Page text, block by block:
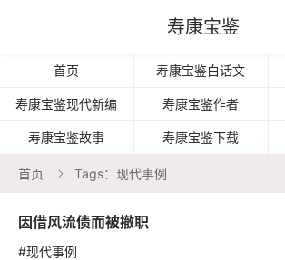
寿康宝鉴
首页 寿康宝鉴白话文
寿康宝鉴现代新编 寿康宝鉴作者
寿康宝鉴故事 寿康宝鉴下载
首页  Tags：现代事例
因借风流债而被撤职
#现代事例